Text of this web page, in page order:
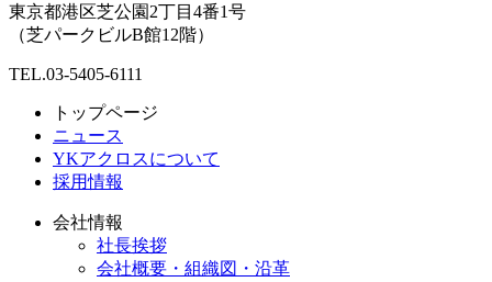
東京都港区芝公園2丁目4番1号
（芝パークビルB館12階）
TEL.03-5405-6111
トップページ
ニュース
YKアクロスについて
採用情報
会社情報
社長挨拶
会社概要・組織図・沿革